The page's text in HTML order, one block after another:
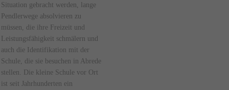
Situation gebracht werden, lange
Pendlerwege absolvieren zu
müssen, die ihre Freizeit und
Leistungsfähigkeit schmälern und
auch die Identifikation mit der
Schule, die sie besuchen in Abrede
stellen. Die kleine Schule vor Ort
ist seit Jahrhunderten ein